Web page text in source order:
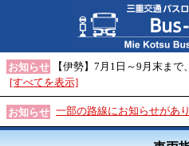
お知らせ
【伊勢】7月1日～9月末ま
[すべてを表示]
お知らせ 一部の路線にお知らせがあ